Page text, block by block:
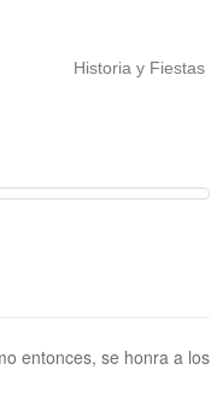
Historia y Fiestas
entonces, se honra a los